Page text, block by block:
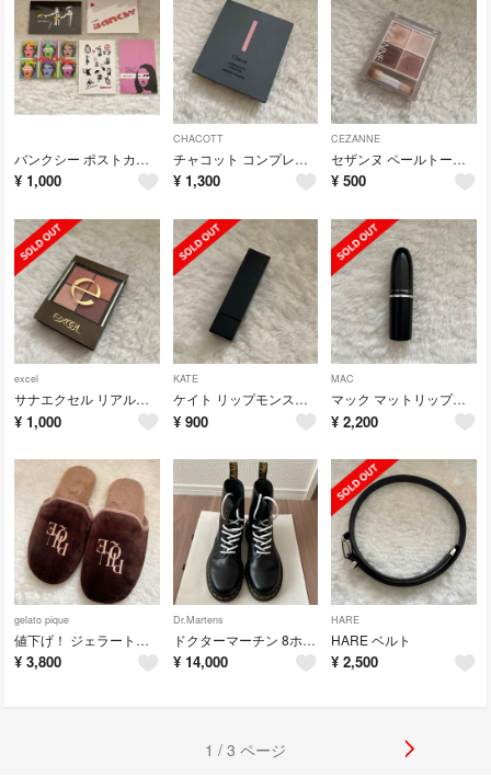
バンクシー ポストカード5枚セット
¥ 1,000
CHACOTT
チャコット コンプレクションクリエイター002
¥ 1,300
CEZANNE
セザンヌ ペールトーンアイシャドウ01
¥ 500
excel
サナエクセル リアルクローズシャドウCX08
¥ 1,000
KATE
ケイト リップモンスター102
¥ 900
MAC
マック マットリップスティック616
¥ 2,200
gelato pique
値下げ！ ジェラートピケ ルームシューズ
¥ 3,800
Dr.Martens
ドクターマーチン 8ホールブーツ 23cm
¥ 14,000
HARE
HARE ベルト
¥ 2,500
1 / 3 ページ